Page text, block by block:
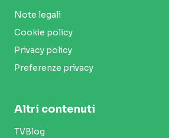
Note legali
Cookie policy
Privacy policy
Preferenze privacy
Altri contenuti
TVBlog